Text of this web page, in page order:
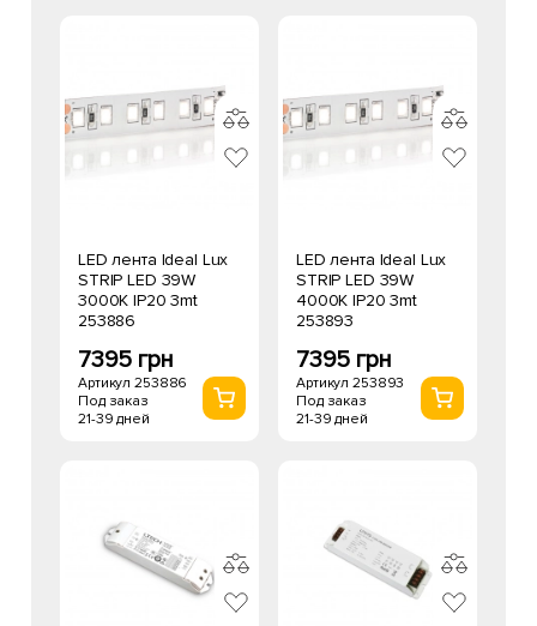
LED лента Ideal Lux
STRIP LED 39W
3000K IP20 3mt
253886
7395 грн
Артикул 253886
Под заказ
21-39 дней
LED лента Ideal Lux
STRIP LED 39W
4000K IP20 3mt
253893
7395 грн
Артикул 253893
Под заказ
21-39 дней